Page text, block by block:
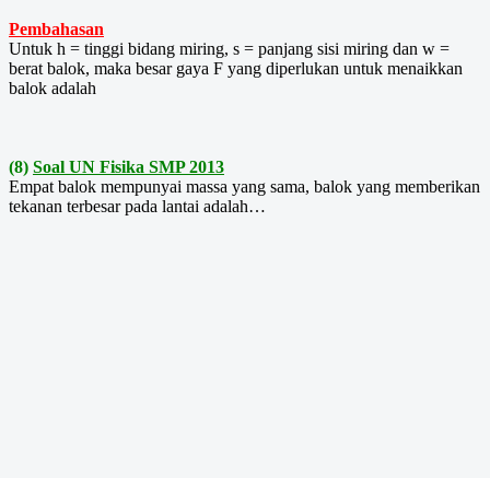
Pembahasan
Untuk h = tinggi bidang miring, s = panjang sisi miring dan w =
berat balok, maka besar gaya F yang diperlukan untuk menaikkan
balok adalah
(8) Soal UN Fisika SMP 2013
Empat balok mempunyai massa yang sama, balok yang memberikan
tekanan terbesar pada lantai adalah…